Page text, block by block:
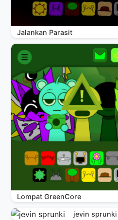
Jalankan Parasit
Lompat GreenCore
jevin sprunki